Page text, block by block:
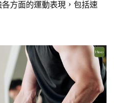
方面的運動表現，包括速